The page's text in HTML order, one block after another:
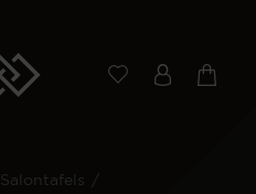
Salontafels /